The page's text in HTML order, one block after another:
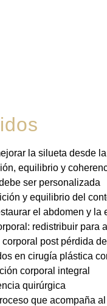
la silueta desde
equilibrio y
ser personalizada
y equilibrio del
el abdomen y la
redistribuir para
post pérdida
en cirugía plástica
corporal integral
quirúrgica
que acompaña